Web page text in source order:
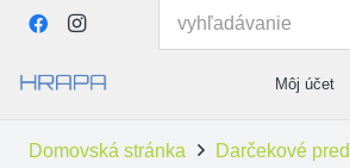
Môj účet
Domovská stránka
Darčekové